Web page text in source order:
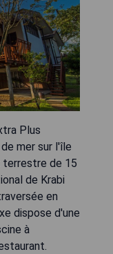
Plus
mer sur l'île
terrestre de 15
de Krabi
en
dispose d'une
à